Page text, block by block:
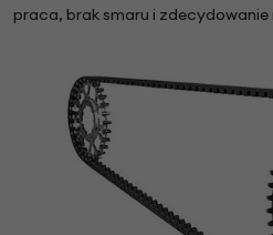
praca, brak smaru i zdecydowanie